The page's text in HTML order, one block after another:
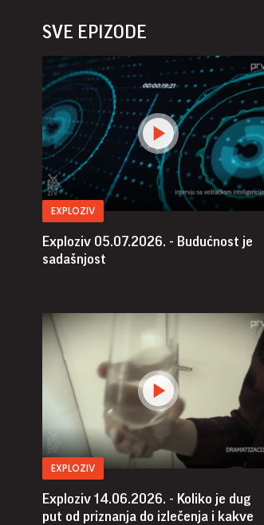
SVE EPIZODE
EXPLOZIV
Exploziv 05.07.2026. - Budućnost je
sadašnjost
EXPLOZIV
Exploziv 14.06.2026. - Koliko je dug
put od priznanja do izlečenja i kakve